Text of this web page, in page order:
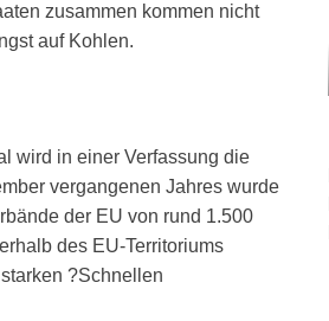
zusammen kommen nicht
auf Kohlen.
wird in einer Verfassung die
vergangenen Jahres wurde
der EU von rund 1.500
des EU-Territoriums
?Schnellen